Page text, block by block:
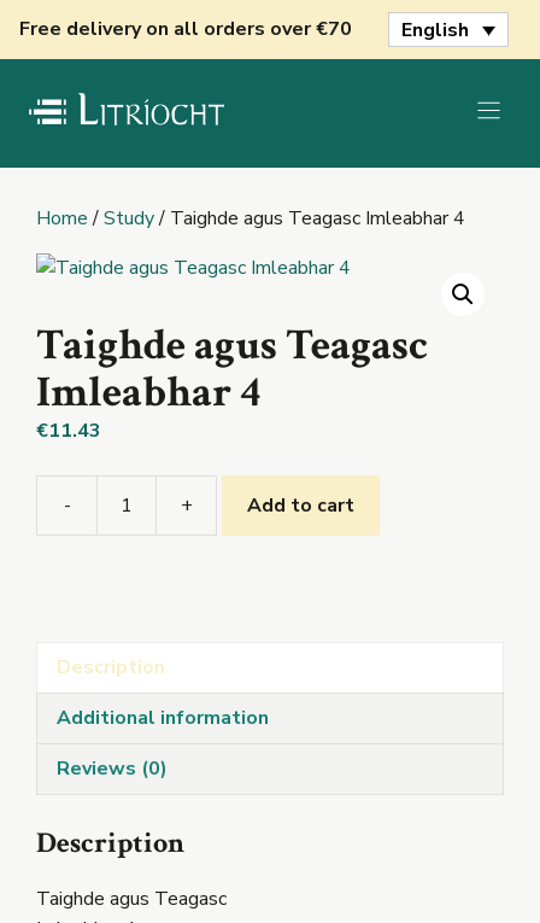
Free delivery on all orders over €70 English
Home/Study/ Taighde agus Teagasc Imleabhar 4
Taighde agus Teagasc
Imleabhar 4
€11.43
-
Taighde
+ Add to cart
Description
Additional information
Reviews (0)
Description
Taighde agus Teagasc